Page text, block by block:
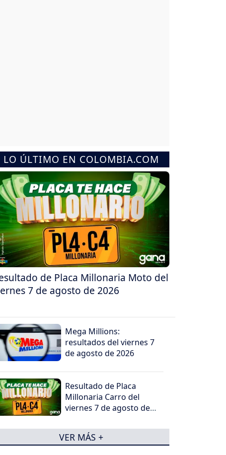
LO ÚLTIMO EN COLOMBIA.COM
de Placa Millonaria Moto del
7 de agosto de 2026
Mega Millions:
resultados del viernes 7
de agosto de 2026
Resultado de Placa
Millonaria Carro del
viernes 7 de agosto de
VER MÁS +